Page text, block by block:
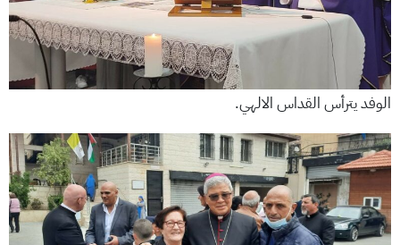
الوفد يترأس القداس الالهي.